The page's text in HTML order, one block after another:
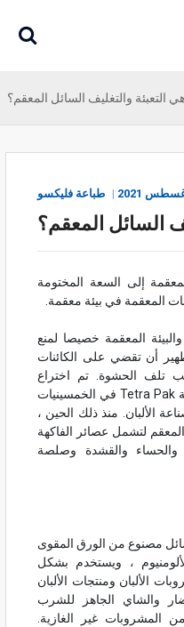
التعبئة والتغليف السائل المعقم؟
2021 طباعة فليكسو
السائل المعقم؟
إلى السعة المختومة
المعقمة في بيئة معقمة.
المعقمة خصيصا لمنع
أن تقضي على الكائنات
تلف الحشوة. تم اختراع
العبوات المعقمة ولأول مرة بواسطة Tetra Pak في الخمسينيات
الألبان. منذ ذلك الحين ،
لتشمل عصائر الفاكهة
والحساء والقشدة وصلصة
مصنوع من الورق المقوى
، ويستخدم بشكل
الألبان ومنتجات الألبان
والشاي الجاهز للشرب
المشروبات غير الغازية.